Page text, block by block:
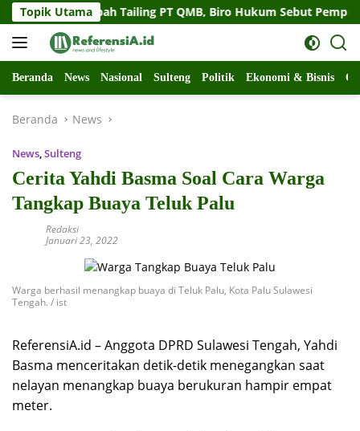
Langsung
ke
konten
Topik Utama
Limbah Tailing PT QMB, Biro Hukum Sebut Pemprov Siap
Beranda News Nasional Sulteng Politik Ekonomi & Bisnis
Beranda News
News,Sulteng
Cerita Yahdi Basma Soal Cara Warga
Tangkap Buaya Teluk Palu
Redaksi
Januari 23, 2022
Warga berhasil menangkap buaya di Teluk Palu, Kota Palu Sulawesi
Tengah. / ist
ReferensiA.id – Anggota DPRD Sulawesi Tengah, Yahdi
Basma menceritakan detik-detik menegangkan saat
nelayan menangkap buaya berukuran hampir empat
meter.